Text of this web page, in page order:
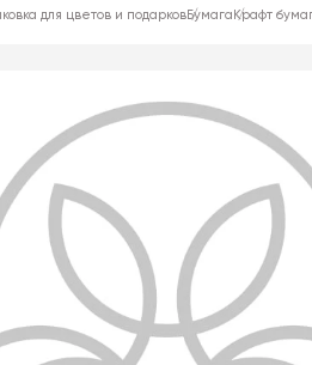
и подарков
для цветов и подарковБумага Крафт